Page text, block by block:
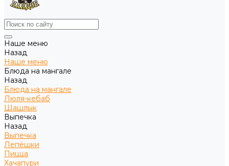
Наше меню
Назад
Наше меню
Блюда на мангале
Назад
Блюда на мангале
Люля-кебаб
Шашлык
Выпечка
Назад
Выпечка
Лепёшки
Пицца
Хачапури